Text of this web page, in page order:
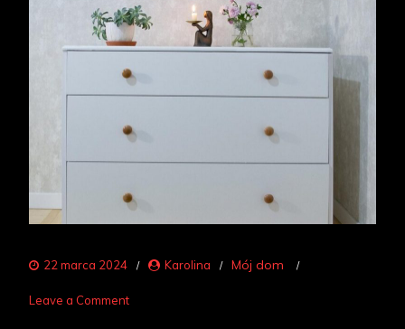
22 marca 2024 Karolina Mój dom
Leave a Commenton